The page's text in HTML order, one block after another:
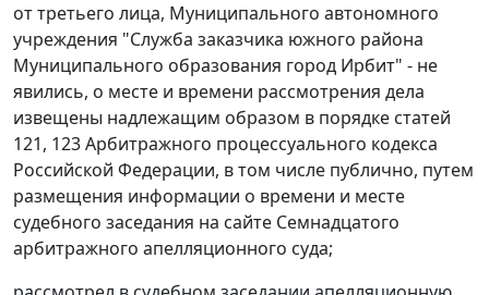
от третьего лица, Муниципального автономного
учреждения "Служба заказчика южного района
Муниципального образования город Ирбит" - не
явились, о месте и времени рассмотрения дела
извещены надлежащим образом в порядке статей
121, 123Арбитражного процессуального кодекса
Российской Федерации, в том числе публично, путем
размещения информации о времени и месте
судебного заседания на сайте Семнадцатого
арбитражного апелляционного суда;